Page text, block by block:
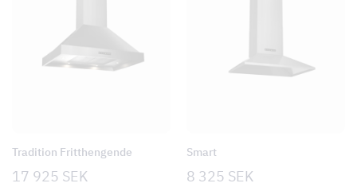
Tradition Fritthengende
17 925 SEK
Smart
8 325 SEK